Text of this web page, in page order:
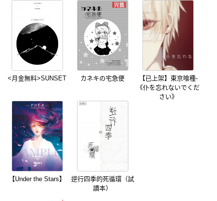
<月金無料>SUNSET カネキの宅急便
【已上架】東京喰種-
《仆を忘れないでくだ
さい》
【Under the Stars】
逆行四季的死循環（試
讀本）